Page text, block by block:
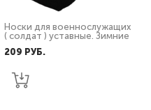
Носки для военнослужащих
( солдат ) уставные. Зимние
209 PУБ.